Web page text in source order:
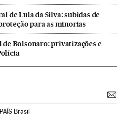
de Lula da Silva: subidas de
para as minorias
Bolsonaro: privatizações e
Brasil